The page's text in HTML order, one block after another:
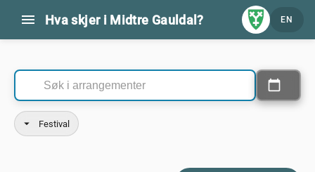
menu Hva skjer i Midtre Gauldal? EN
calendar_today
Velg datoer
arrow_drop_down Festival